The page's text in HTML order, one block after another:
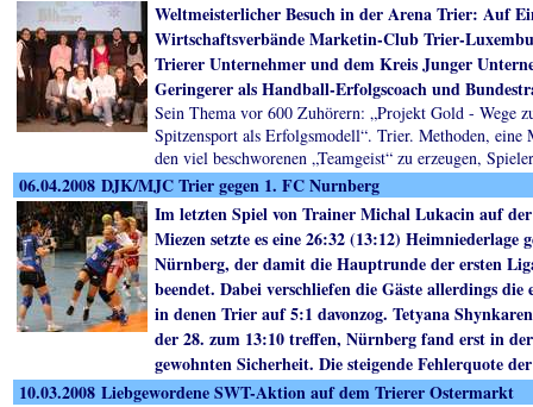
Weltmeisterlicher Besuch in der Arena Trier: Auf
Wirtschaftsverbände Marketin-Club Trier-
Trierer Unternehmer und dem Kreis Junger
Geringerer als Handball-Erfolgscoach und
Sein Thema vor 600 Zuhörern: „Projekt Gold - Wege
Spitzensport als Erfolgsmodell“. Trier. Methoden, eine
den viel beschworenen „Teamgeist“ zu erzeugen,
06.04.2008 DJK/MJC Trier gegen 1. FC Nurnberg
Im letzten Spiel von Trainer Michal Lukacin auf
Miezen setzte es eine 26:32 (13:12) Heimniederlage
Nürnberg, der damit die Hauptrunde der ersten
beendet. Dabei verschliefen die Gäste allerdings
in denen Trier auf 5:1 davonzog. Tetyana
der 28. zum 13:10 treffen, Nürnberg fand erst in
gewohnten Sicherheit. Die steigende Fehlerquote
10.03.2008 Liebgewordene SWT-Aktion auf dem Trierer Ostermarkt